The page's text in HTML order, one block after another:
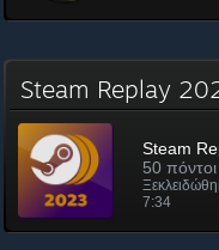
Steam Replay
Steam
50 πόντοι
7:34